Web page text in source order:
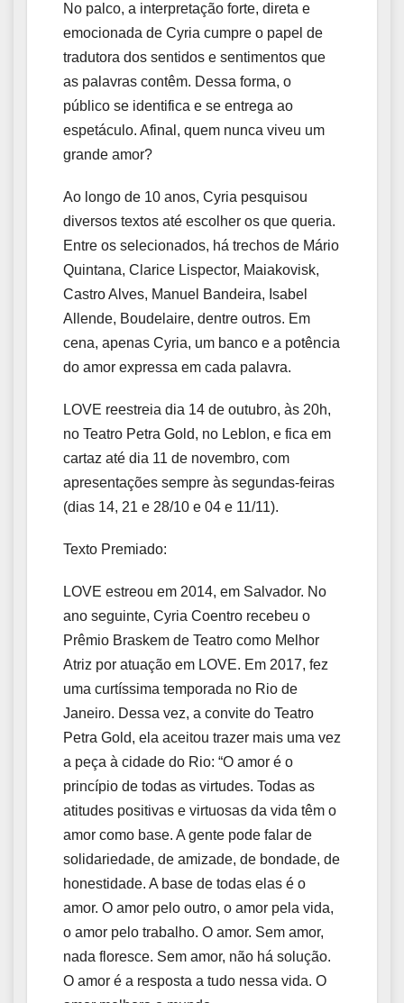
No palco, a interpretação forte, direta e
emocionada de Cyria cumpre o papel de
tradutora dos sentidos e sentimentos que
as palavras contêm. Dessa forma, o
público se identifica e se entrega ao
espetáculo. Afinal, quem nunca viveu um
grande amor?
Ao longo de 10 anos, Cyria pesquisou
diversos textos até escolher os que queria.
Entre os selecionados, há trechos de Mário
Quintana, Clarice Lispector, Maiakovisk,
Castro Alves, Manuel Bandeira, Isabel
Allende, Boudelaire, dentre outros. Em
cena, apenas Cyria, um banco e a potência
do amor expressa em cada palavra.
LOVE reestreia dia 14 de outubro, às 20h,
no Teatro Petra Gold, no Leblon, e fica em
cartaz até dia 11 de novembro, com
apresentações sempre às segundas-feiras
(dias 14, 21 e 28/10 e 04 e 11/11).
Texto Premiado:
LOVE estreou em 2014, em Salvador. No
ano seguinte, Cyria Coentro recebeu o
Prêmio Braskem de Teatro como Melhor
Atriz por atuação em LOVE. Em 2017, fez
uma curtíssima temporada no Rio de
Janeiro. Dessa vez, a convite do Teatro
Petra Gold, ela aceitou trazer mais uma vez
a peça à cidade do Rio: “O amor é o
princípio de todas as virtudes. Todas as
atitudes positivas e virtuosas da vida têm o
amor como base. A gente pode falar de
solidariedade, de amizade, de bondade, de
honestidade. A base de todas elas é o
amor. O amor pelo outro, o amor pela vida,
o amor pelo trabalho. O amor. Sem amor,
nada floresce. Sem amor, não há solução.
O amor é a resposta a tudo nessa vida. O